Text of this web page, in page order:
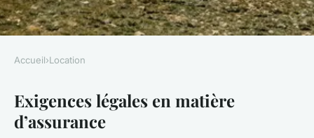
Comment s'assurer lors d'une
location de bateau
Accueil›Location
Exigences légales en matière
d’assurance